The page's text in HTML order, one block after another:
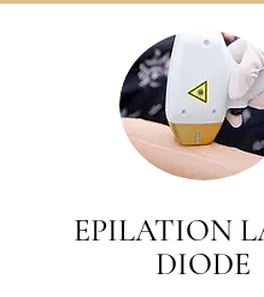
EPILATION
DIODE